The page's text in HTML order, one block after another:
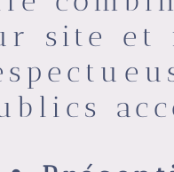
site et